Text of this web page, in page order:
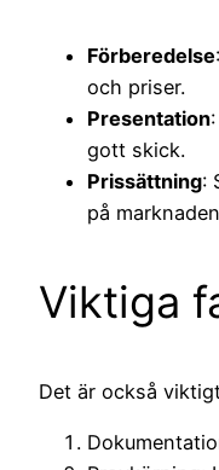
Förberedelse
och priser.
Presentation
gott skick.
Prissättning:
på
Viktiga
Det är också